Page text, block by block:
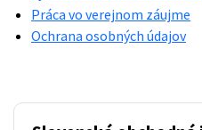
Práca vo verejnom záujme
Ochrana osobných údajov